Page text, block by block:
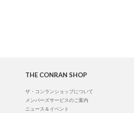
THE CONRAN SHOP
ザ・コンランショップについて
メンバーズサービスのご案内
ニュース＆イベント